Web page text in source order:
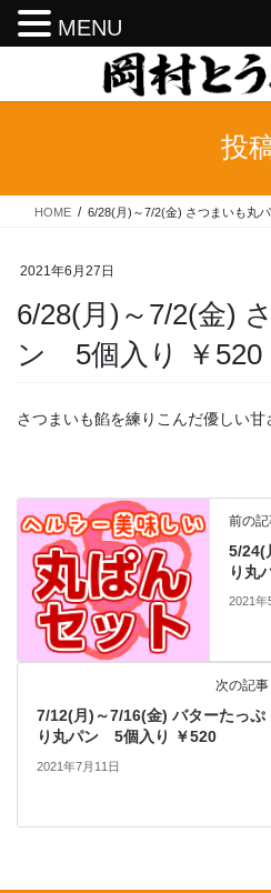
テ
ス
ゲ
ン
投
HOME 6/28(月)～7/2(金) さつまいも丸
2021年6月27日
6/28(月)～7/2(金)
ン 5個入り ￥520
さつまいも餡を練りこんだ優しい甘
前の
5/24(
り丸
2021年
次の記事
7/12(月)～7/16(金) バターたっぷ
り丸パン 5個入り ￥520
2021年7月11日
MENU